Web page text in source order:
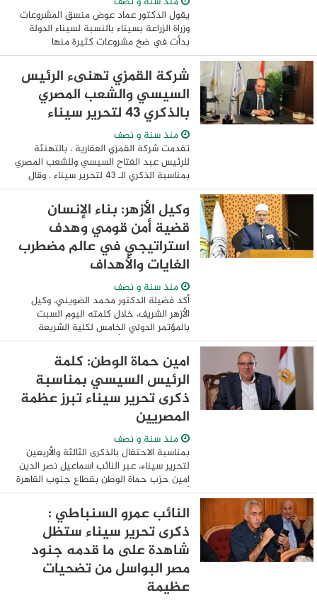
يقول الدكتور عماد عوض منسق المشروعات
وزراة الزراعة بسيناء بالنسبة لسيناء الدولة
بدأت في ضخ مشروعات كثيرة منها
المشروعات الزراعية علي وجه الخصوص
والتي تتمثل في محور تبنته وزارة الزراعة
وهو ...
شركة القمزي تهنىء الرئيس
السيسي والشعب المصري
بالذكري 43 لتحرير سيناء
منذ سنة و نصف
تقدمت شركة القمزي العقارية ، بالتهنئة
للرئيس عبد الفتاح السيسي وللشعب المصري
بمناسبة الذكري الـ 43 لتحرير سيناء . وقال
المهندس ياسر زيدان رئيس مجلس إدارة
شركة القمزي العقارية ، أن ذكري تحرير ...
وكيل الأزهر: بناء الإنسان
قضية أمن قومي وهدف
استراتيجي في عالم مضطرب
الغايات والأهداف
منذ سنة و نصف
أكد فضيلة الدكتور محمد الضويني، وكيل
الأزهر الشريف، خلال كلمته اليوم السبت
بالمؤتمر الدولي ‏الخامس لكلية الشريعة
والقانون بجامعة الأزهر بالقاهرة، تحت عنوان
«بناء الإنسان في ضوء التحديات ...
امين حماة الوطن: كلمة
الرئيس السيسي بمناسبة
ذكرى تحرير سيناء تبرز عظمة
المصريين
منذ سنة و نصف
بمناسبة الاحتفال بالذكرى الثالثة والأربعين
لتحرير سيناء، عبر النائب اسماعيل نصر الدين
امين حزب حماة الوطن بقطاع جنوب القاهرة
أشاد فيه بكلمة الرئيس عبد الفتاح السيسي،
مؤكدًا أنها جاءت معبرة عن ...
النائب عمرو السنباطي :
ذكرى تحرير سيناء ستظل
شاهدة على ما قدمه جنود
مصر البواسل من تضحيات
عظيمة